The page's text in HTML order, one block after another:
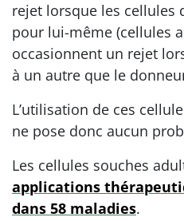
rejet lorsque les cellules
pour lui-même (cellules
occasionnent un rejet
à un autre que le
L’utilisation de ces
ne pose donc aucun
Les cellules souches
applications
dans 58 maladies.